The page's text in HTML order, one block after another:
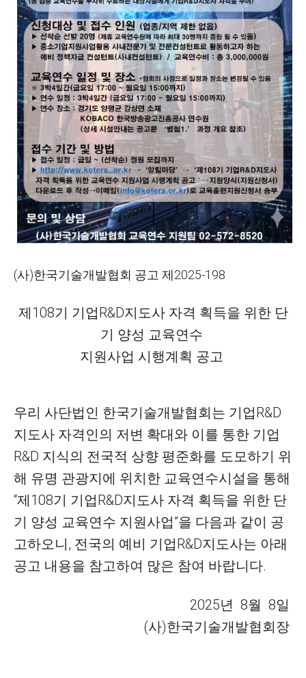
(사)한국기술개발협회 공고 제2025-198
제108기 기업R&D지도사 자격 획득을 위한 단
기 양성 교육연수
지원사업 시행계획 공고
우리 사단법인 한국기술개발협회는 기업R&D
지도사 자격인의 저변 확대와 이를 통한 기업
R&D 지식의 전국적 상향 평준화를 도모하기 위
해 유명 관광지에 위치한 교육연수시설을 통해
“제108기 기업R&D지도사 자격 획득을 위한 단
기 양성 교육연수 지원사업”을 다음과 같이 공
고하오니, 전국의 예비 기업R&D지도사는 아래
공고 내용을 참고하여 많은 참여 바랍니다.
2025년 8월 8일
(사)한국기술개발협회장